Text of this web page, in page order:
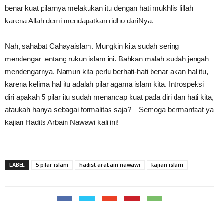
benar kuat pilarnya melakukan itu dengan hati mukhlis lillah
karena Allah demi mendapatkan ridho dariNya.
Nah, sahabat Cahayaislam. Mungkin kita sudah sering
mendengar tentang rukun islam ini. Bahkan malah sudah jengah
mendengarnya. Namun kita perlu berhati-hati benar akan hal itu,
karena kelima hal itu adalah pilar agama islam kita. Introspeksi
diri apakah 5 pilar itu sudah menancap kuat pada diri dan hati kita,
ataukah hanya sebagai formalitas saja? – Semoga bermanfaat ya
kajian Hadits Arbain Nawawi kali ini!
LABEL 5 pilar islam hadist arabain nawawi kajian islam